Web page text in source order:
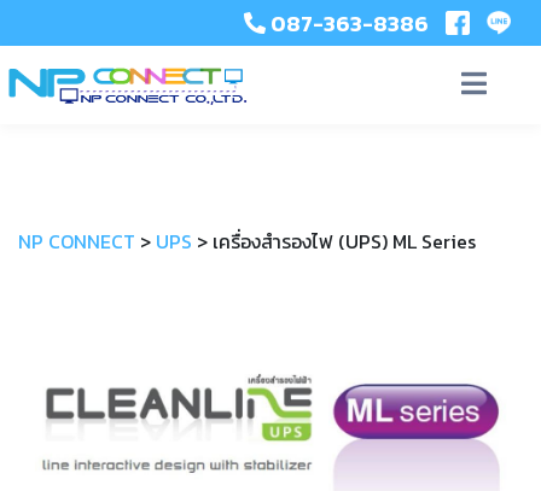
087-363-8386
NP CONNECT > UPS > เครื่องสำรองไฟ (UPS) ML Series